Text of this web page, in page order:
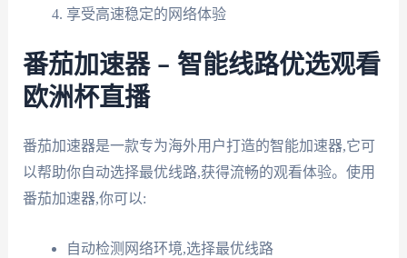
享受高速稳定的网络体验
番茄加速器 – 智能线路优选观看
欧洲杯直播
番茄加速器是一款专为海外用户打造的智能加速器,它可
以帮助你自动选择最优线路,获得流畅的观看体验。使用
番茄加速器,你可以:
自动检测网络环境,选择最优线路